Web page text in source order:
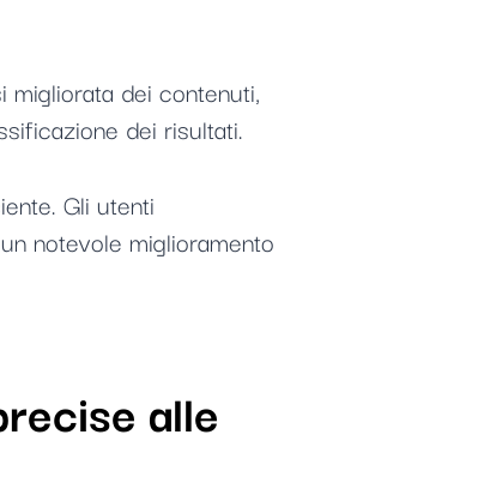
dei contenuti,
dei risultati.
Gli utenti
notevole miglioramento
alle